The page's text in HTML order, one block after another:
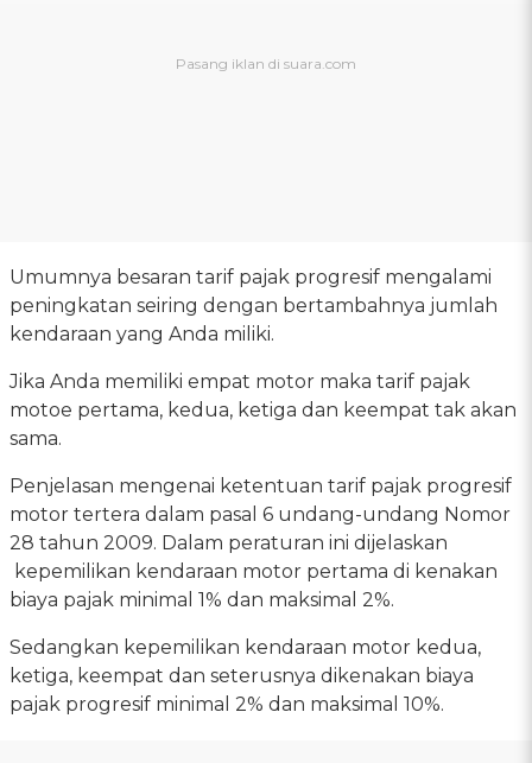
Umumnya besaran tarif pajak progresif mengalami
peningkatan seiring dengan bertambahnya jumlah
kendaraan yang Anda miliki.
Jika Anda memiliki empat motor maka tarif pajak
motoe pertama, kedua, ketiga dan keempat tak akan
sama.
Penjelasan mengenai ketentuan tarif pajak progresif
motor tertera dalam pasal 6 undang-undang Nomor
28 tahun 2009. Dalam peraturan ini dijelaskan
kepemilikan kendaraan motor pertama di kenakan
biaya pajak minimal 1% dan maksimal 2%.
Sedangkan kepemilikan kendaraan motor kedua,
ketiga, keempat dan seterusnya dikenakan biaya
pajak progresif minimal 2% dan maksimal 10%.